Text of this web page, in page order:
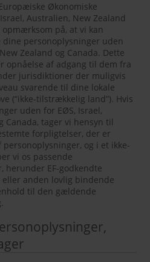
Økonomiske
Australien, New Zealand
på, at vi kan
personoplysninger uden
Zealand og Canada. Dette
opnåelse af adgang til dem fra
jurisdiktioner der muligvis
svarende til dine lokale
(“ikke-tilstrækkelig land”). Hvis
uden for EØS, Israel,
Canada, tager vi hensyn til
forpligtelser, der er
og i et ikke-
vi os passende
herunder EF-godkendte
anden lovlig bindende
til den gældende